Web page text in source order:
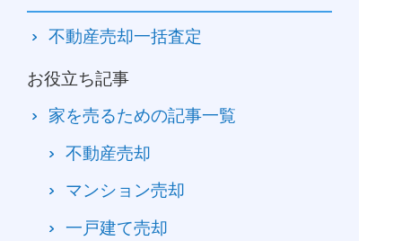
不動産売却一括査定
お役立ち記事
家を売るための記事一覧
不動産売却
マンション売却
一戸建て売却